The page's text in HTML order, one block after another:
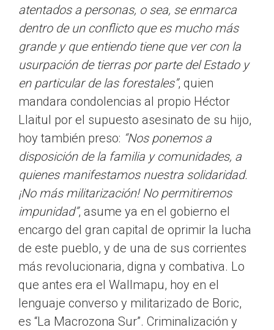
atentados a personas, o sea, se enmarca
dentro de un conflicto que es mucho más
grande y que entiendo tiene que ver con la
usurpación de tierras por parte del Estado y
en particular de las forestales”, quien
mandara condolencias al propio Héctor
Llaitul por el supuesto asesinato de su hijo,
hoy también preso: “Nos ponemos a
disposición de la familia y comunidades, a
quienes manifestamos nuestra solidaridad.
¡No más militarización! No permitiremos
impunidad”, asume ya en el gobierno el
encargo del gran capital de oprimir la lucha
de este pueblo, y de una de sus corrientes
más revolucionaria, digna y combativa. Lo
que antes era el Wallmapu, hoy en el
lenguaje converso y militarizado de Boric,
es “La Macrozona Sur”. Criminalización y